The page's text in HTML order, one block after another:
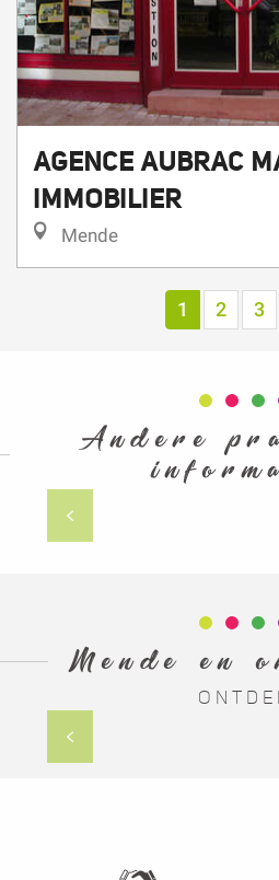
AGENCE AUBRAC
IMMOBILIER
Mende
1 2 3
Andere
Winkelen / Mode
Mende en